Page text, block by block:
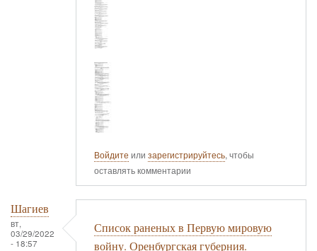
Войдите или зарегистрируйтесь, чтобы
оставлять комментарии
Шагиев
вт,
03/29/2022
- 18:57
Список раненых в Первую мировую
войну. Оренбургская губерния.